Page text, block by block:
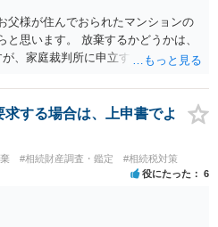
父様が住んでおられたマンションの
思います。 放棄するかどうかは、
、家庭裁判所に申立すれば3カ月の
きます。 銀行やサラ金が数年も放置
後に借金が発見される可能性はほぼ
続放棄を検討していた案件で、期間
に対する過払金など相当な財産が見
がありました。
する場合は、上申書でよ
#相続財産調査・鑑定 #相続税対策
役にたった 6